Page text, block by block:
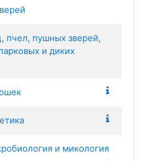
пчел, пушных зверей,
и диких
и микология